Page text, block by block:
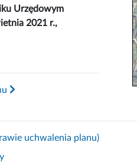
Urzędowym
2021 r.,
uchwalenia planu)